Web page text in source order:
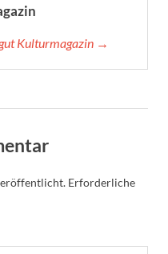
Kulturmagazin →
Erforderliche